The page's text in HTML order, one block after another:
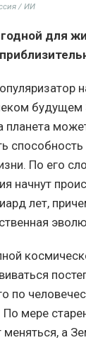
/ ИИ
для
будущем
планета
По его
начнут
лет,
по
мере
меняться, а